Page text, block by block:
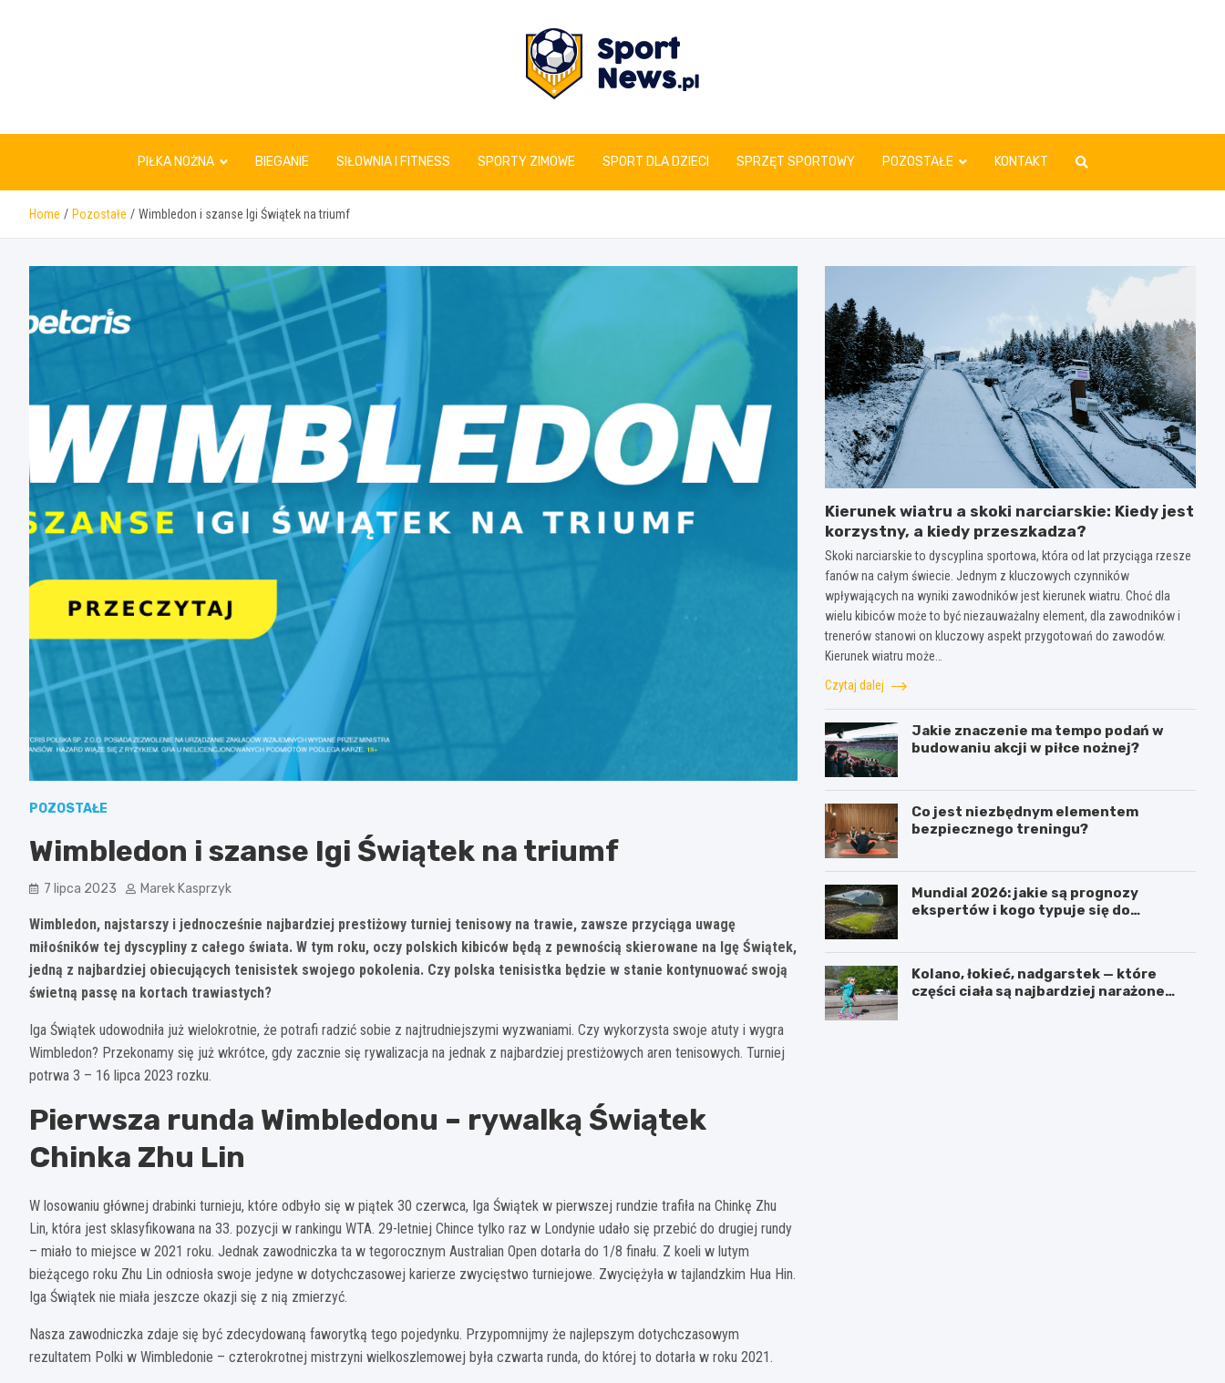
www.sportnews.pl
PIŁKA NOŻNA BIEGANIE SIŁOWNIA I FITNESS SPORTY ZIMOWE SPORT DLA DZIECI SPRZĘT SPORTOWY POZOSTAŁE KONTAKT
Home Pozostałe Wimbledon i szanse Igi Świątek na triumf
POZOSTAŁE
Wimbledon i szanse Igi Świątek na triumf
7 lipca 2023 Marek Kasprzyk
Wimbledon, najstarszy i jednocześnie najbardziej prestiżowy turniej tenisowy na trawie, zawsze przyciąga uwagę
miłośników tej dyscypliny z całego świata. W tym roku, oczy polskich kibiców będą z pewnością skierowane na Igę Świątek,
jedną z najbardziej obiecujących tenisistek swojego pokolenia. Czy polska tenisistka będzie w stanie kontynuować swoją
świetną passę na kortach trawiastych?
Iga Świątek udowodniła już wielokrotnie, że potrafi radzić sobie z najtrudniejszymi wyzwaniami. Czy wykorzysta swoje atuty i wygra
Wimbledon? Przekonamy się już wkrótce, gdy zacznie się rywalizacja na jednak z najbardziej prestiżowych aren tenisowych. Turniej
potrwa 3 – 16 lipca 2023 rozku.
Pierwsza runda Wimbledonu – rywalką Świątek
Chinka Zhu Lin
W losowaniu głównej drabinki turnieju, które odbyło się w piątek 30 czerwca, Iga Świątek w pierwszej rundzie trafiła na Chinkę Zhu
Lin, która jest sklasyfikowana na 33. pozycji w rankingu WTA. 29-letniej Chince tylko raz w Londynie udało się przebić do drugiej rundy
– miało to miejsce w 2021 roku. Jednak zawodniczka ta w tegorocznym Australian Open dotarła do 1/8 finału. Z koeli w lutym
bieżącego roku Zhu Lin odniosła swoje jedyne w dotychczasowej karierze zwycięstwo turniejowe. Zwyciężyła w tajlandzkim Hua Hin.
Iga Świątek nie miała jeszcze okazji się z nią zmierzyć.
Nasza zawodniczka zdaje się być zdecydowaną faworytką tego pojedynku. Przypomnijmy że najlepszym dotychczasowym
rezultatem Polki w Wimbledonie – czterokrotnej mistrzyni wielkoszlemowej była czwarta runda, do której to dotarła w roku 2021.
Kierunek wiatru a skoki narciarskie: Kiedy jest
korzystny, a kiedy przeszkadza?
Skoki narciarskie to dyscyplina sportowa, która od lat przyciąga rzesze
fanów na całym świecie. Jednym z kluczowych czynników
wpływających na wyniki zawodników jest kierunek wiatru. Choć dla
wielu kibiców może to być niezauważalny element, dla zawodników i
trenerów stanowi on kluczowy aspekt przygotowań do zawodów.
Kierunek wiatru może…
Czytaj dalej
Jakie znaczenie ma tempo podań w
budowaniu akcji w piłce nożnej?
Co jest niezbędnym elementem
bezpiecznego treningu?
Mundial 2026: jakie są prognozy
ekspertów i kogo typuje się do
Kolano, łokieć, nadgarstek — które
części ciała są najbardziej narażone